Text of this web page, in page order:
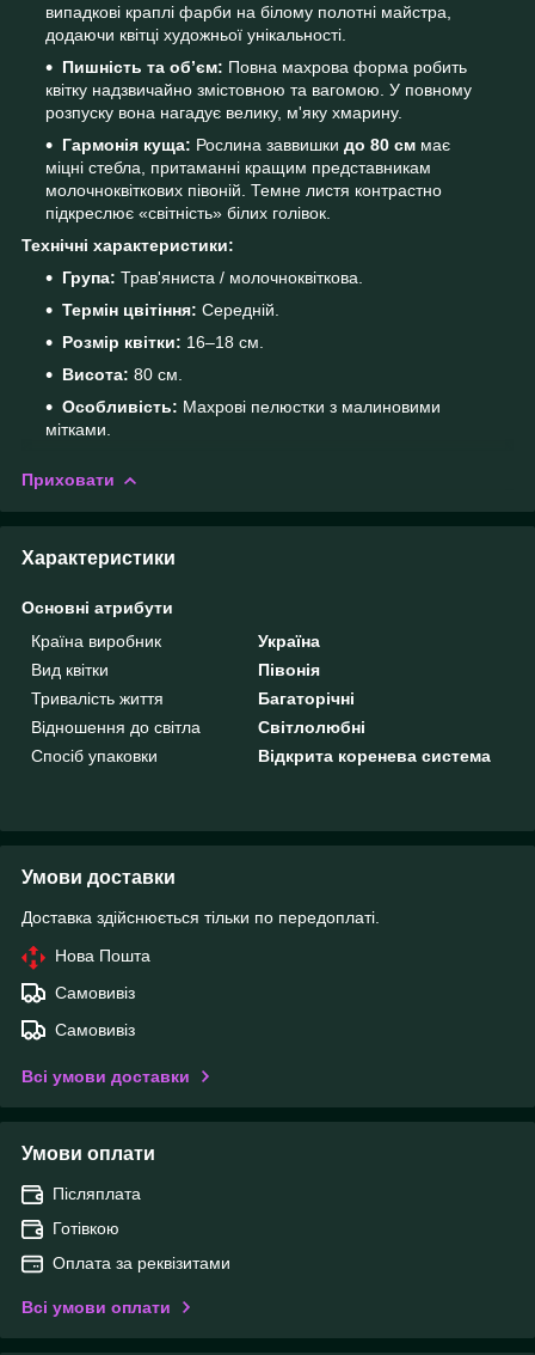
випадкові краплі фарби на білому полотні майстра,
додаючи квітці художньої унікальності.
Пишність та об’єм: Повна махрова форма робить
квітку надзвичайно змістовною та вагомою. У повному
розпуску вона нагадує велику, м'яку хмарину.
Гармонія куща: Рослина заввишки до 80 см має
міцні стебла, притаманні кращим представникам
молочноквіткових півоній. Темне листя контрастно
підкреслює «світність» білих голівок.
Технічні характеристики:
Група: Трав'яниста / молочноквіткова.
Термін цвітіння: Середній.
Розмір квітки: 16–18 см.
Висота: 80 см.
Особливість: Махрові пелюстки з малиновими
мітками.
Приховати
Характеристики
Основні атрибути
Країна виробник
Україна
Вид квітки
Півонія
Тривалість життя
Багаторічні
Відношення до світла
Світлолюбні
Спосіб упаковки
Відкрита коренева система
Умови доставки
Доставка здійснюється тільки по передоплаті.
Нова Пошта
Самовивіз
Самовивіз
Всі умови доставки
Умови оплати
Післяплата
Готівкою
Оплата за реквізитами
Всі умови оплати